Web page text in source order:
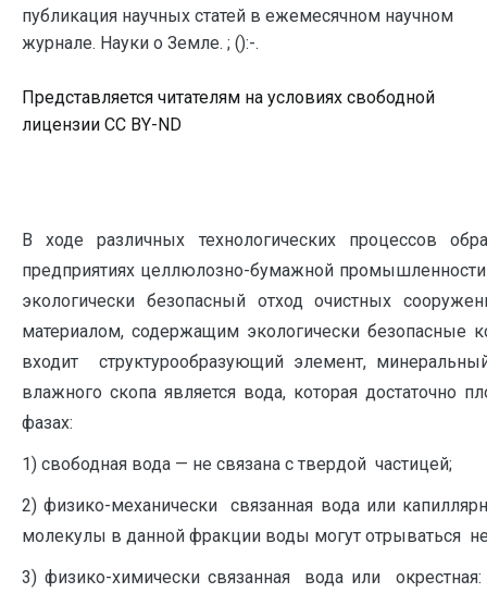
публикация научных статей в ежемесячном научном
журнале. Науки о Земле. ; ():-.
Представляется читателям на условиях свободной
лицензии CC BY-ND
В ходе различных технологических процессов
предприятиях целлюлозно-бумажной
экологически безопасный отход очистных
материалом, содержащим экологически безопасные
входит структурообразующий элемент,
влажного скопа является вода, которая достаточно
фазах:
1) свободная вода — не связана с твердой частицей;
2) физико-механически связанная вода или
молекулы в данной фракции воды могут отрываться
3) физико-химически связанная вода или